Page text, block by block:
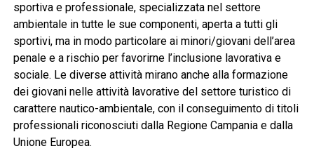
sportiva e professionale, specializzata nel settore
ambientale in tutte le sue componenti, aperta a tutti gli
sportivi, ma in modo particolare ai minori/giovani dell’area
penale e a rischio per favorirne l’inclusione lavorativa e
sociale. Le diverse attività mirano anche alla formazione
dei giovani nelle attività lavorative del settore turistico di
carattere nautico-ambientale, con il conseguimento di titoli
professionali riconosciuti dalla Regione Campania e dalla
Unione Europea.